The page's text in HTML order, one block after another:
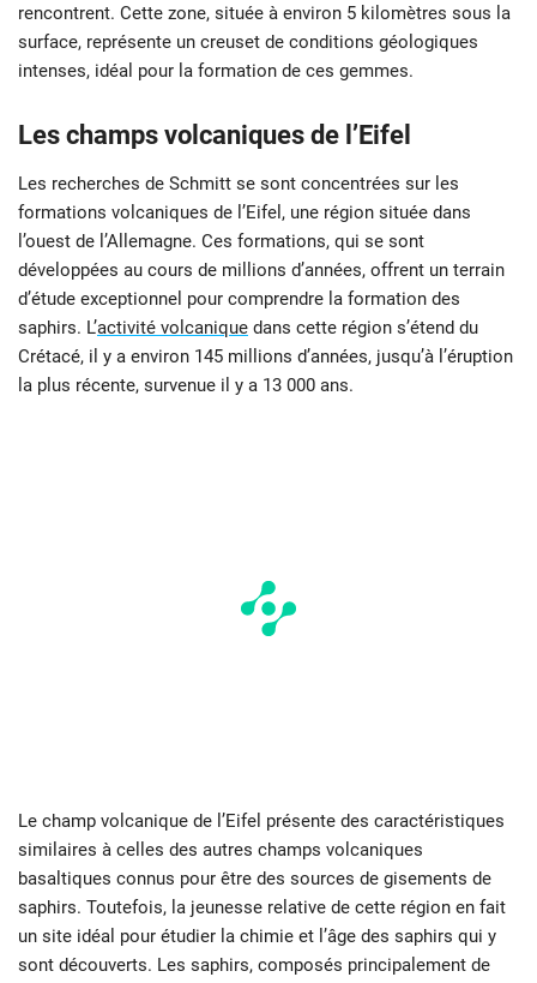
rencontrent. Cette zone, située à environ 5 kilomètres sous la
surface, représente un creuset de conditions géologiques
intenses, idéal pour la formation de ces gemmes.
Les champs volcaniques de l’Eifel
Les recherches de Schmitt se sont concentrées sur les
formations volcaniques de l’Eifel, une région située dans
l’ouest de l’Allemagne. Ces formations, qui se sont
développées au cours de millions d’années, offrent un terrain
d’étude exceptionnel pour comprendre la formation des
saphirs. L’activité volcanique dans cette région s’étend du
Crétacé, il y a environ 145 millions d’années, jusqu’à l’éruption
la plus récente, survenue il y a 13 000 ans.
Le champ volcanique de l’Eifel présente des caractéristiques
similaires à celles des autres champs volcaniques
basaltiques connus pour être des sources de gisements de
saphirs. Toutefois, la jeunesse relative de cette région en fait
un site idéal pour étudier la chimie et l’âge des saphirs qui y
sont découverts. Les saphirs, composés principalement de